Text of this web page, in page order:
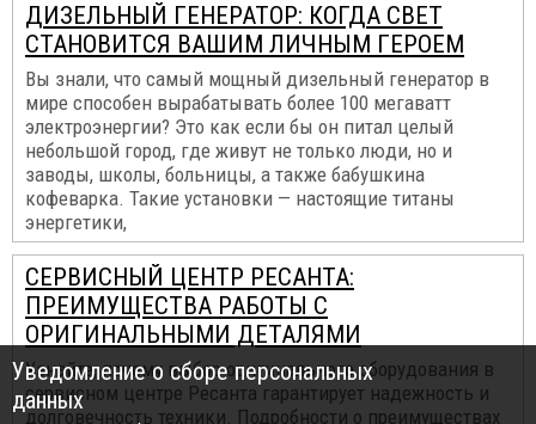
ДИЗЕЛЬНЫЙ ГЕНЕРАТОР: КОГДА СВЕТ
СТАНОВИТСЯ ВАШИМ ЛИЧНЫМ ГЕРОЕМ
Вы знали, что самый мощный дизельный генератор в
мире способен вырабатывать более 100 мегаватт
электроэнергии? Это как если бы он питал целый
небольшой город, где живут не только люди, но и
заводы, школы, больницы, а также бабушкина
кофеварка. Такие установки — настоящие титаны
энергетики,
СЕРВИСНЫЙ ЦЕНТР РЕСАНТА:
ПРЕИМУЩЕСТВА РАБОТЫ С
ОРИГИНАЛЬНЫМИ ДЕТАЛЯМИ
Узнайте, почему выбор оригинального оборудования в
сервисном центре Ресанта гарантирует надежность и
долговечность техники. Подробности о преимуществах
Уведомление о сборе персональных
данных